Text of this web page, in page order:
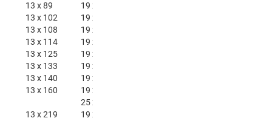
13 x 89 19 x 89
13 x 102
19 x 102
13 x 108 19 x 108
13 x 114 19 x 114
13 x 125 19 x 125
13 x 133 19 x 133
13 x 140 19 x 140
13 x 160 19 x 160
25 x 219
13 x 219 19 x 219